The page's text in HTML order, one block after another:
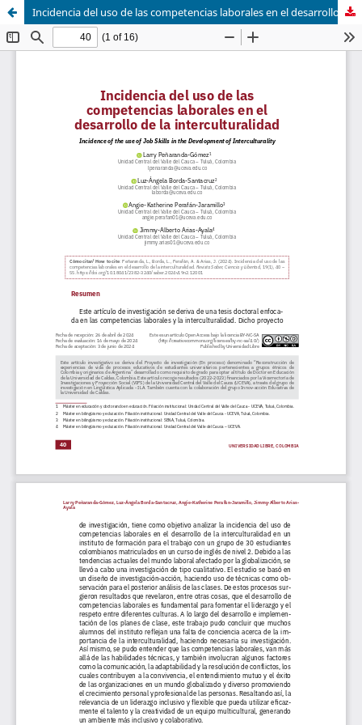
Incidencia del uso de las competencias laborales en el desarrollo de la interculturalidad